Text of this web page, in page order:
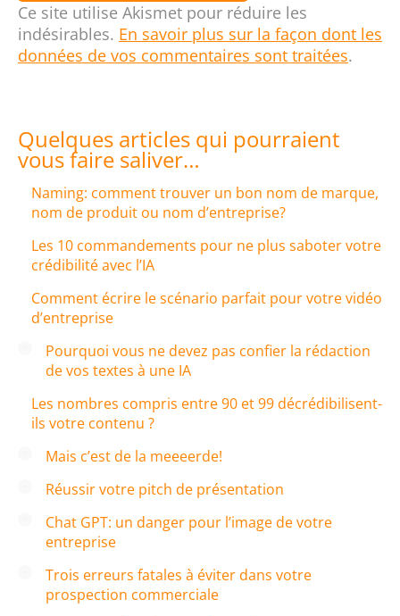
Ce site utilise Akismet pour réduire les
indésirables. En savoir plus sur la façon dont les
données de vos commentaires sont traitées.
Quelques articles qui pourraient
vous faire saliver…
Naming: comment trouver un bon nom de marque,
nom de produit ou nom d’entreprise?
Les 10 commandements pour ne plus saboter votre
crédibilité avec l’IA
Comment écrire le scénario parfait pour votre vidéo
d’entreprise
Pourquoi vous ne devez pas confier la rédaction
de vos textes à une IA
Les nombres compris entre 90 et 99 décrédibilisent-
ils votre contenu ?
Mais c’est de la meeeerde!
Réussir votre pitch de présentation
Chat GPT: un danger pour l’image de votre
entreprise
Trois erreurs fatales à éviter dans votre
prospection commerciale